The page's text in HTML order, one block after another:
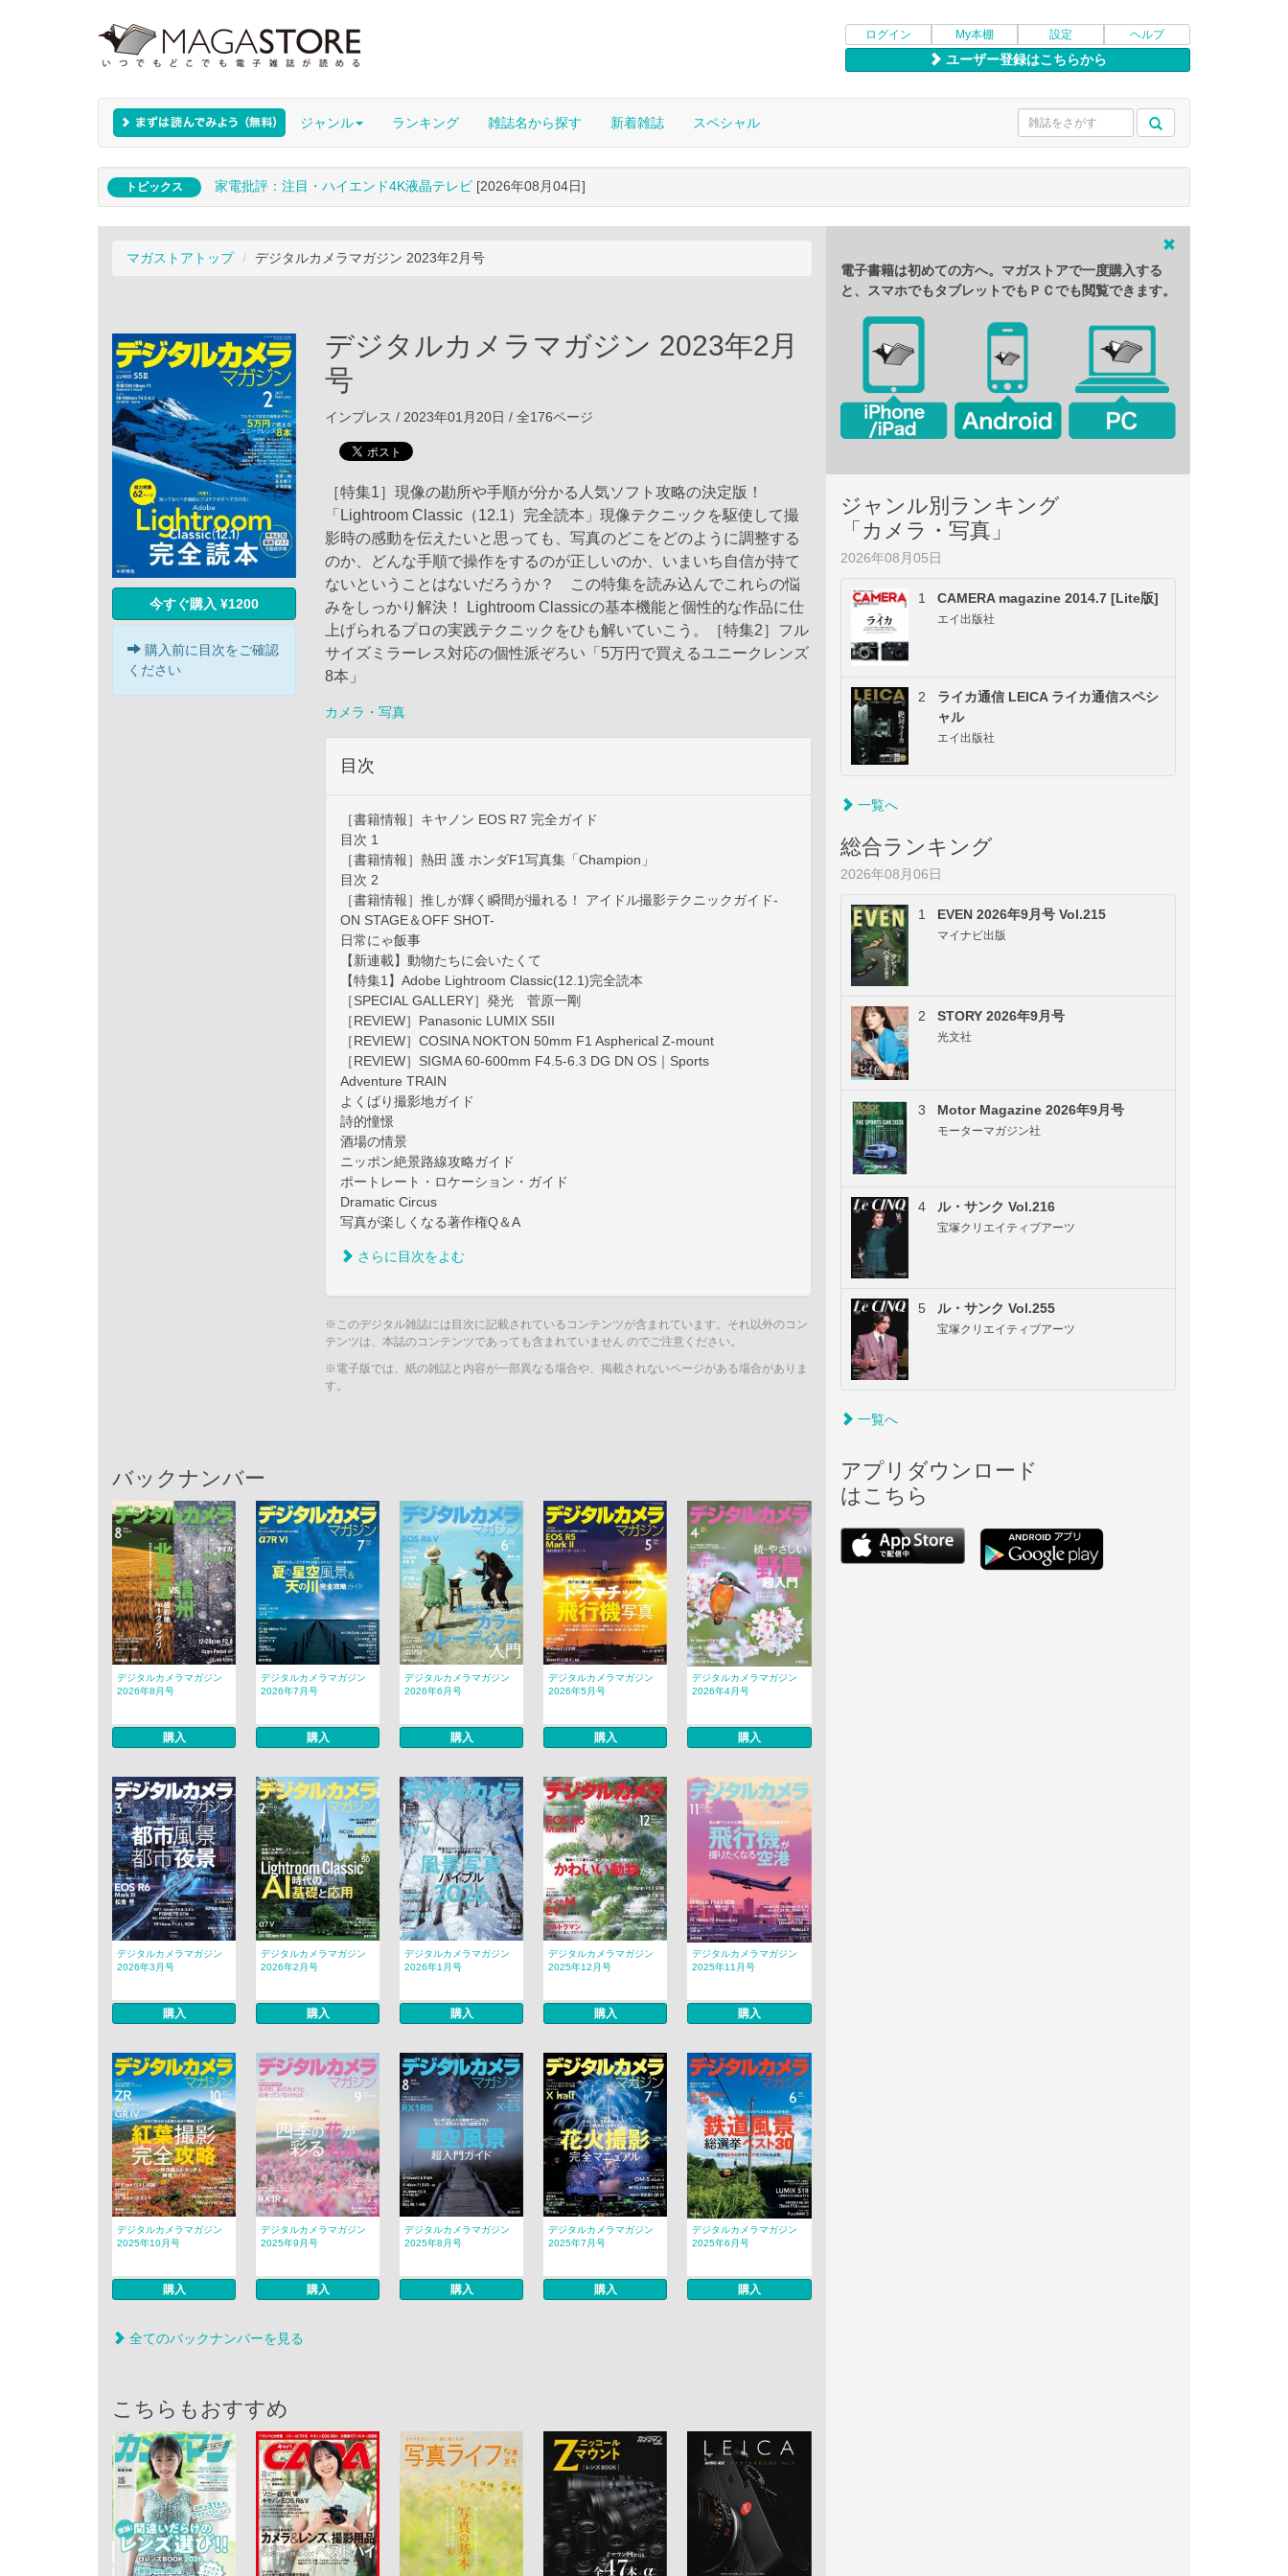
ログイン My本棚 設定 ヘルプ
ユーザー登録はこちらから
ジャンル ランキング 雑誌名から探す 新着雑誌 スペシャル
トピックス 家電批評：注目・ハイエンド4K液晶テレビ [2026年08月04日]
マガストアトップ デジタルカメラマガジン 2023年2月号
今すぐ購入 ¥1200
購入前に目次をご確認
ください
デジタルカメラマガジン 2023年2月
号
インプレス / 2023年01月20日 / 全176ページ
［特集1］現像の勘所や手順が分かる人気ソフト攻略の決定版！
「Lightroom Classic（12.1）完全読本」現像テクニックを駆使して撮
影時の感動を伝えたいと思っても、写真のどこをどのように調整する
のか、どんな手順で操作をするのが正しいのか、いまいち自信が持て
ないということはないだろうか？ この特集を読み込んでこれらの悩
みをしっかり解決！ Lightroom Classicの基本機能と個性的な作品に仕
上げられるプロの実践テクニックをひも解いていこう。［特集2］フル
サイズミラーレス対応の個性派ぞろい「5万円で買えるユニークレンズ
8本」
カメラ・写真
目次
［書籍情報］キヤノン EOS R7 完全ガイド
目次 1
［書籍情報］熱田 護 ホンダF1写真集「Champion」
目次 2
［書籍情報］推しが輝く瞬間が撮れる！ アイドル撮影テクニックガイド-
ON STAGE＆OFF SHOT-
日常にゃ飯事
【新連載】動物たちに会いたくて
【特集1】Adobe Lightroom Classic(12.1)完全読本
［SPECIAL GALLERY］発光 菅原一剛
［REVIEW］Panasonic LUMIX S5II
［REVIEW］COSINA NOKTON 50mm F1 Aspherical Z-mount
［REVIEW］SIGMA 60-600mm F4.5-6.3 DG DN OS｜Sports
Adventure TRAIN
よくばり撮影地ガイド
詩的憧憬
酒場の情景
ニッポン絶景路線攻略ガイド
ポートレート・ロケーション・ガイド
Dramatic Circus
写真が楽しくなる著作権Q＆A
さらに目次をよむ
※このデジタル雑誌には目次に記載されているコンテンツが含まれています。それ以外のコン
テンツは、本誌のコンテンツであっても含まれていません のでご注意ください。
※電子版では、紙の雑誌と内容が一部異なる場合や、掲載されないページがある場合がありま
す。
バックナンバー
デジタルカメラマガジン
2026年8月号
購入
デジタルカメラマガジン
2026年7月号
購入
デジタルカメラマガジン
2026年6月号
購入
デジタルカメラマガジン
2026年5月号
購入
デジタルカメラマガジン
2026年4月号
購入
デジタルカメラマガジン
2026年3月号
購入
デジタルカメラマガジン
2026年2月号
購入
デジタルカメラマガジン
2026年1月号
購入
デジタルカメラマガジン
2025年12月号
購入
デジタルカメラマガジン
2025年11月号
購入
デジタルカメラマガジン
2025年10月号
購入
デジタルカメラマガジン
2025年9月号
購入
デジタルカメラマガジン
2025年8月号
購入
デジタルカメラマガジン
2025年7月号
購入
デジタルカメラマガジン
2025年6月号
購入
全てのバックナンバーを見る
こちらもおすすめ
電子書籍は初めての方へ。マガストアで一度購入する
と、スマホでもタブレットでもＰＣでも閲覧できます。
ジャンル別ランキング
「カメラ・写真」
2026年08月05日
1 CAMERA magazine 2014.7 [Lite版]
エイ出版社
2
ライカ通信 LEICA ライカ通信スペシ
ャル
エイ出版社
一覧へ
総合ランキング
2026年08月06日
1 EVEN 2026年9月号 Vol.215
マイナビ出版
2 STORY 2026年9月号
光文社
3 Motor Magazine 2026年9月号
モーターマガジン社
4 ル・サンク Vol.216
宝塚クリエイティブアーツ
5 ル・サンク Vol.255
宝塚クリエイティブアーツ
一覧へ
アプリダウンロード
はこちら